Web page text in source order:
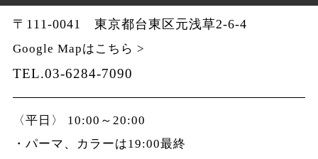
〒111-0041 東京都台東区元浅草2-6-4
Google Mapはこちら >
TEL.03-6284-7090
〈平日〉 10:00～20:00
・パーマ、カラーは19:00最終